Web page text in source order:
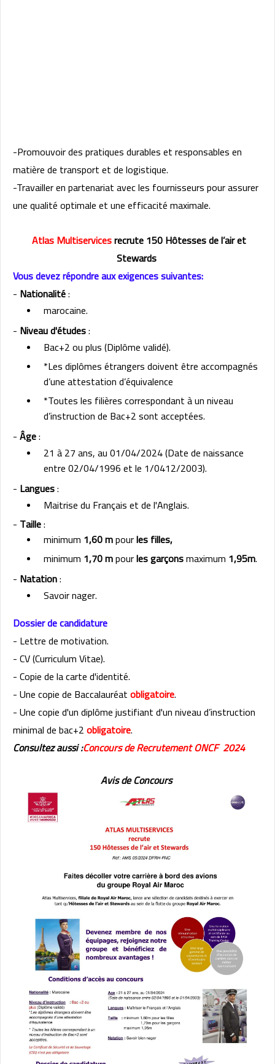
-Promouvoir des pratiques durables et responsables en
matière de transport et de logistique.
-Travailler en partenariat avec les fournisseurs pour assurer
une qualité optimale et une efficacité maximale.
Atlas Multiservicesrecrute 150 Hôtesses de l’air et
Stewards
Vous devez répondre aux exigences suivantes:
- Nationalité:
marocaine.
- Niveau d'études:
Bac+2 ou plus (Diplôme validé).
*Les diplômes étrangers doivent être accompagnés
d’une attestation d’équivalence
*Toutes les filières correspondant à un niveau
d’instruction de Bac+2 sont acceptées.
-Âge:
21 à 27 ans, au 01/04/2024(Date de naissance
entre 02/04/1996 et le 1/0412/2003).
- Langues:
Maitrise du Français et de l'Anglais.
- Taille:
minimum 1,60 mpourles filles,
minimum 1,70 mpourles garçonsmaximum 1,95m.
- Natation:
Savoir nager.
Dossier de candidature
- Lettre de motivation.
- CV (Curriculum Vitae).
- Copie de la carte d'identité.
- Une copie de Baccalauréatobligatoire.
- Une copie d'un diplôme justifiant d'un niveau d’instruction
minimal de bac+2obligatoire.
Consultez aussi :Concours de Recrutement ONCF 2024
Avis de Concours